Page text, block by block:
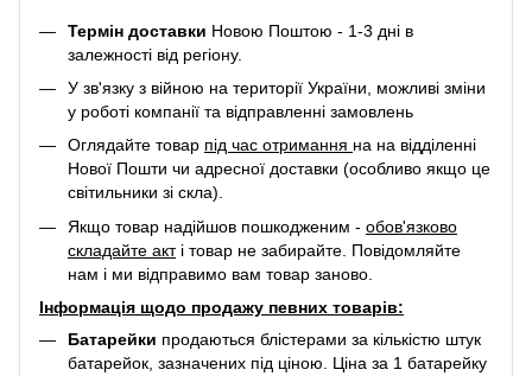
Термін доставки Новою Поштою - 1-3 дні в
залежності від регіону.
У зв'язку з війною на території України, можливі зміни
у роботі компанії та відправленні замовлень
Оглядайте товар під час отримання на на відділенні
Нової Пошти чи адресної доставки (особливо якщо це
світильники зі скла).
Якщо товар надійшов пошкодженим - обов'язково
складайте акт і товар не забирайте. Повідомляйте
нам і ми відправимо вам товар заново.
Інформація щодо продажу певних товарів:
Батарейки продаються блістерами за кількістю штук
батарейок, зазначених під ціною. Ціна за 1 батарейку